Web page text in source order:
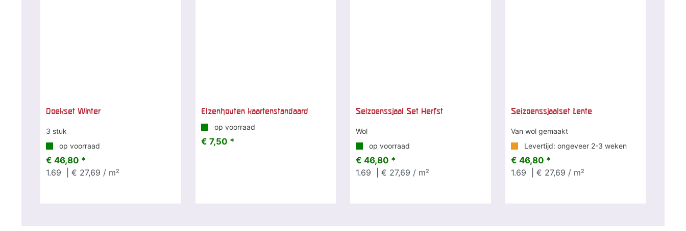
Doekset Winter
3 stuk
op voorraad
€ 46,80 *
1.69
| € 27,69 / m²
Elzenhouten kaartenstandaard
op voorraad
€ 7,50 *
Seizoenssjaal Set Herfst
Wol
op voorraad
€ 46,80 *
1.69
| € 27,69 / m²
Seizoenssjaalset Lente
Van wol gemaakt
Levertijd: ongeveer 2-3 weken
€ 46,80 *
1.69
| € 27,69 / m²